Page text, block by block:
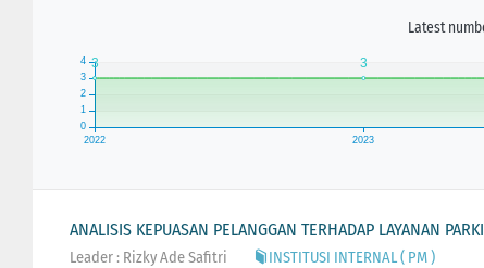
Latest
ANALISIS KEPUASAN PELANGGAN TERHADAP LAYANAN
Leader : Rizky Ade Safitri
INSTITUSI INTERNAL ( PM )